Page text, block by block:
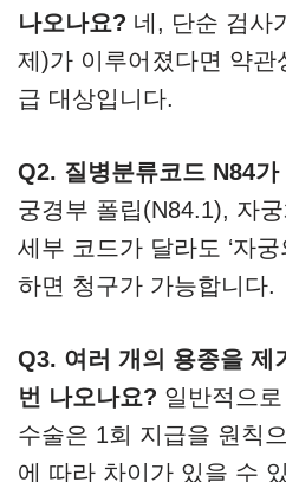
나오나요? 네, 단순 검사
제)가 이루어졌다면 약관
급 대상입니다.
Q2. 질병분류코드 N84
궁경부 폴립(N84.1), 자
세부 코드가 달라도 ‘자
하면 청구가 가능합니다.
Q3. 여러 개의 용종을 제
번 나오나요? 일반적으
수술은 1회 지급을 원칙
에 따라 차이가 있을 수